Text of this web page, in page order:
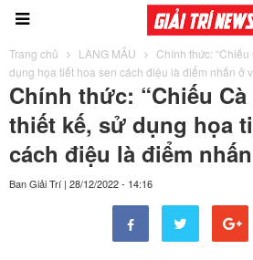
Trang chủ LÀNG MẪU
Chính thức:
dụng họa tiết hoa sen cách điệu là điểm nhấn ở
Chính thức: “Chiếu
thiết kế, sử dụng họa
cách điệu là điểm
Ban Giải Trí | 28/12/2022 - 14:16